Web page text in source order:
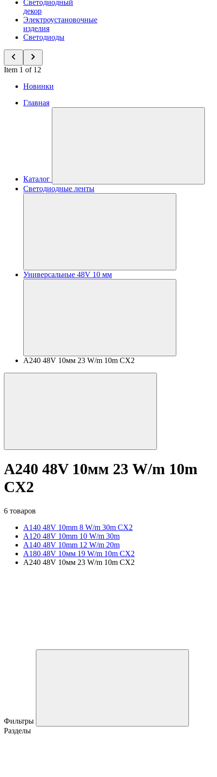
Светодиодный
декор
Электроустановочные
изделия
Светодиоды
Item 1 of 12
Новинки
Главная
Каталог
Светодиодные ленты
Универсальные 48V 10 мм
A240 48V 10мм 23 W/m 10m CX2
A240 48V 10мм 23 W/m 10m
CX2
6 товаров
A140 48V 10mm 8 W/m 30m CX2
A120 48V 10mm 10 W/m 30m
A140 48V 10mm 12 W/m 20m
A180 48V 10мм 19 W/m 10m CX2
A240 48V 10мм 23 W/m 10m CX2
Фильтры
Разделы